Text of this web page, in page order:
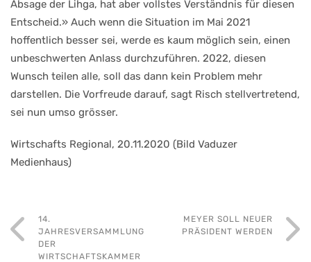
Absage der Lihga, hat aber vollstes Verständnis für diesen
Entscheid.» Auch wenn die Situation im Mai 2021
hoffentlich besser sei, werde es kaum möglich sein, einen
unbeschwerten Anlass durchzuführen. 2022, diesen
Wunsch teilen alle, soll das dann kein Problem mehr
darstellen. Die Vorfreude darauf, sagt Risch stellvertretend,
sei nun umso grösser.
Wirtschafts Regional, 20.11.2020 (Bild Vaduzer
Medienhaus)
14.
JAHRESVERSAMMLUNG
DER
WIRTSCHAFTSKAMMER
MEYER SOLL NEUER
PRÄSIDENT WERDEN